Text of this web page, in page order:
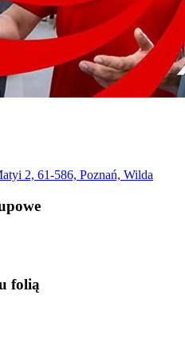
2, 61-586, Poznań, Wilda
folią